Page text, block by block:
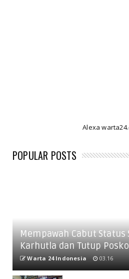
Alexa
POPULAR POSTS
Mempawah Cabut Status
Karhutla dan Tutup Posko
Warta 24 Indonesia 03.16